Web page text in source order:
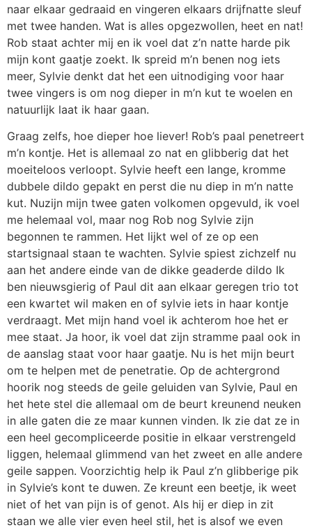
naar elkaar gedraaid en vingeren elkaars drijfnatte sleuf
met twee handen. Wat is alles opgezwollen, heet en nat!
Rob staat achter mij en ik voel dat z’n natte harde pik
mijn kont gaatje zoekt. Ik spreid m’n benen nog iets
meer, Sylvie denkt dat het een uitnodiging voor haar
twee vingers is om nog dieper in m’n kut te woelen en
natuurlijk laat ik haar gaan.
Graag zelfs, hoe dieper hoe liever! Rob’s paal penetreert
m’n kontje. Het is allemaal zo nat en glibberig dat het
moeiteloos verloopt. Sylvie heeft een lange, kromme
dubbele dildo gepakt en perst die nu diep in m’n natte
kut. Nuzijn mijn twee gaten volkomen opgevuld, ik voel
me helemaal vol, maar nog Rob nog Sylvie zijn
begonnen te rammen. Het lijkt wel of ze op een
startsignaal staan te wachten. Sylvie spiest zichzelf nu
aan het andere einde van de dikke geaderde dildo Ik
ben nieuwsgierig of Paul dit aan elkaar geregen trio tot
een kwartet wil maken en of sylvie iets in haar kontje
verdraagt. Met mijn hand voel ik achterom hoe het er
mee staat. Ja hoor, ik voel dat zijn stramme paal ook in
de aanslag staat voor haar gaatje. Nu is het mijn beurt
om te helpen met de penetratie. Op de achtergrond
hoorik nog steeds de geile geluiden van Sylvie, Paul en
het hete stel die allemaal om de beurt kreunend neuken
in alle gaten die ze maar kunnen vinden. Ik zie dat ze in
een heel gecompliceerde positie in elkaar verstrengeld
liggen, helemaal glimmend van het zweet en alle andere
geile sappen. Voorzichtig help ik Paul z’n glibberige pik
in Sylvie’s kont te duwen. Ze kreunt een beetje, ik weet
niet of het van pijn is of genot. Als hij er diep in zit
staan we alle vier even heel stil, het is alsof we even